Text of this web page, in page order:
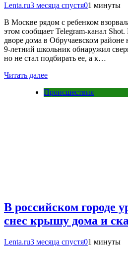
Lenta.ru3 месяца спустя01 минуты
В Москве рядом с ребенком
этом сообщает Telegram-канал
дворе дома в Обручаевском
9-летний школьник обнаружил
но не стал подбирать ее, а к…
Читать далее
Происшествия
В российском городе
снес крышу дома и
Lenta.ru3 месяца спустя01 минуты